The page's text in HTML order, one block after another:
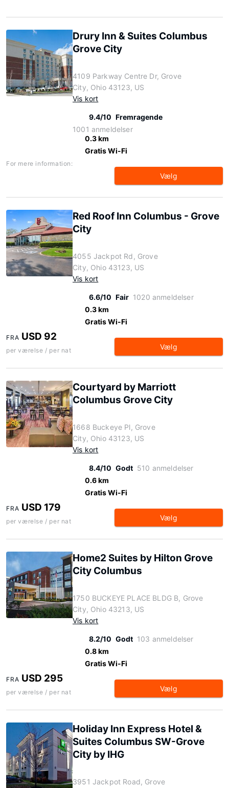
Drury Inn & Suites Columbus
Grove City
4109 Parkway Centre Dr, Grove
City, Ohio 43123, US
Vis kort
9.4/10 Fremragende
1001 anmeldelser
0.3 km
Gratis Wi-Fi
For mere information:
Vælg
Red Roof Inn Columbus - Grove
City
4055 Jackpot Rd, Grove
City, Ohio 43123, US
Vis kort
6.6/10 Fair 1020 anmeldelser
0.3 km
Gratis Wi-Fi
FRA USD 92
per værelse / per nat Vælg
Courtyard by Marriott
Columbus Grove City
1668 Buckeye Pl, Grove
City, Ohio 43123, US
Vis kort
8.4/10 Godt 510 anmeldelser
0.6 km
Gratis Wi-Fi
FRA USD 179
per værelse / per nat Vælg
Home2 Suites by Hilton Grove
City Columbus
1750 BUCKEYE PLACE BLDG B, Grove
City, Ohio 43213, US
Vis kort
8.2/10 Godt 103 anmeldelser
0.8 km
Gratis Wi-Fi
FRA USD 295
per værelse / per nat Vælg
Holiday Inn Express Hotel &
Suites Columbus SW-Grove
City by IHG
3951 Jackpot Road, Grove